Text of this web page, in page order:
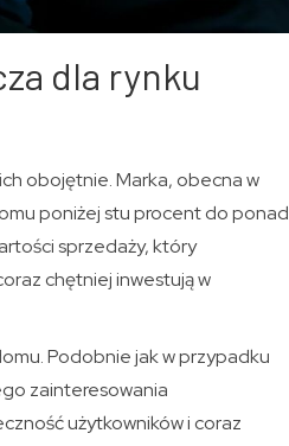
dla rynku
obojętnie. Marka, obecna w
poniżej stu procent do ponad
sprzedaży, który
chętniej inwestują w
Podobnie jak w przypadku
zainteresowania
użytkowników i coraz